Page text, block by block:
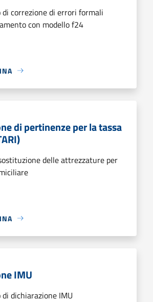
di correzione di errori formali
con modello f24
di pertinenze per la tassa
delle attrezzature per
IMU
dichiarazione IMU